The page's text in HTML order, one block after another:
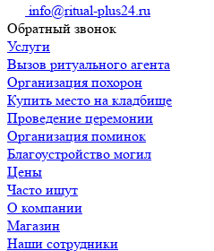
info@ritual-plus24.ru
Обратный звонок
Услуги
Вызов ритуального агента
Организация похорон
Купить место на кладбище
Проведение церемонии
Организация поминок
Благоустройство могил
Цены
Часто ищут
О компании
Магазин
Наши сотрудники